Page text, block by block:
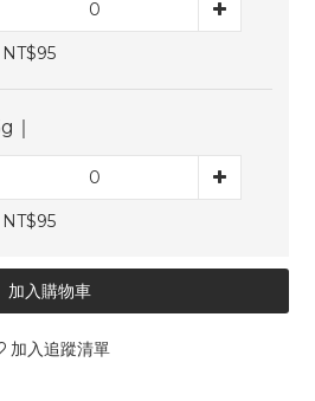
｜
加入購物車
加入追蹤清單